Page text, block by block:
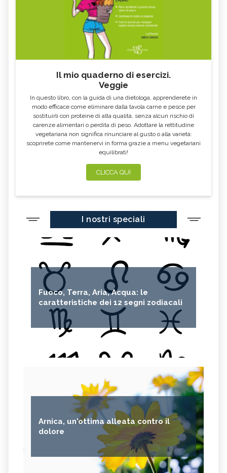
GLONOINUM, TUTTO SUL RIMEDIO
STAPHYSAGRIA, TUTTO SUL RIMEDIO
OMEOPATICO
CANTHARIS, TUTTO SUL RIMEDIO
Il mio quaderno di esercizi.
Veggie
In questo libro, con la guida di una dietologa, apprenderete in
modo efficace come eliminare dalla tavola carne e pesce per
sostituirli con proteine di alta qualità, senza alcun rischio di
carenze alimentari o perdita di peso. Adottare la rettitudine
vegetariana non significa rinunciare al gusto o alla varietà:
scoprirete come mantenervi in forma grazie a menu vegetariani
equilibrati!
CLICCA QUI
I nostri speciali
Fuoco, Terra, Aria, Acqua: le
caratteristiche dei 12 segni zodiacali
Arnica, un'ottima alleata contro il
dolore